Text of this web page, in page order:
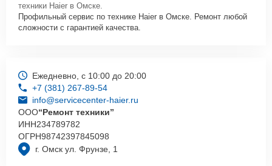
техники Haier в Омске.
Профильный сервис по технике Haier в Омске. Ремонт любой
сложности с гарантией качества.
г. Омск ул. Фрунзе, 1
Ежедневно, с 10:00 до 20:00
+7 (381) 267-89-54
info@servicecenter-haier.ru
ООО“Ремонт техники”
ИНН234789782
ОГРН98742397845098